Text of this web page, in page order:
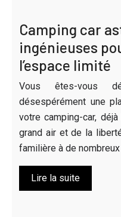
Camping car
ingénieuses
l’espace limité
Vous êtes-vous
désespérément une
votre camping-car,
grand air et de la
familière à de
Lire la suite